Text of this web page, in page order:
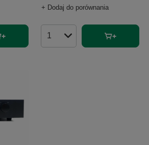
+ Dodaj do porównania
Ilość produktów